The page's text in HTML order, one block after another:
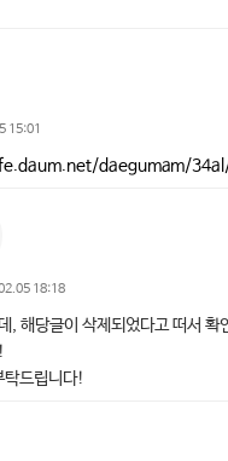
15:01
daegumam/
18:18
, 해당글이 삭제되었다고 떠서 확
탁드립니다!